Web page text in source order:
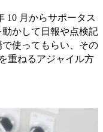
10 月からサポータス
かして日報や点検記
使ってもらい、その
重ねるアジャイル方